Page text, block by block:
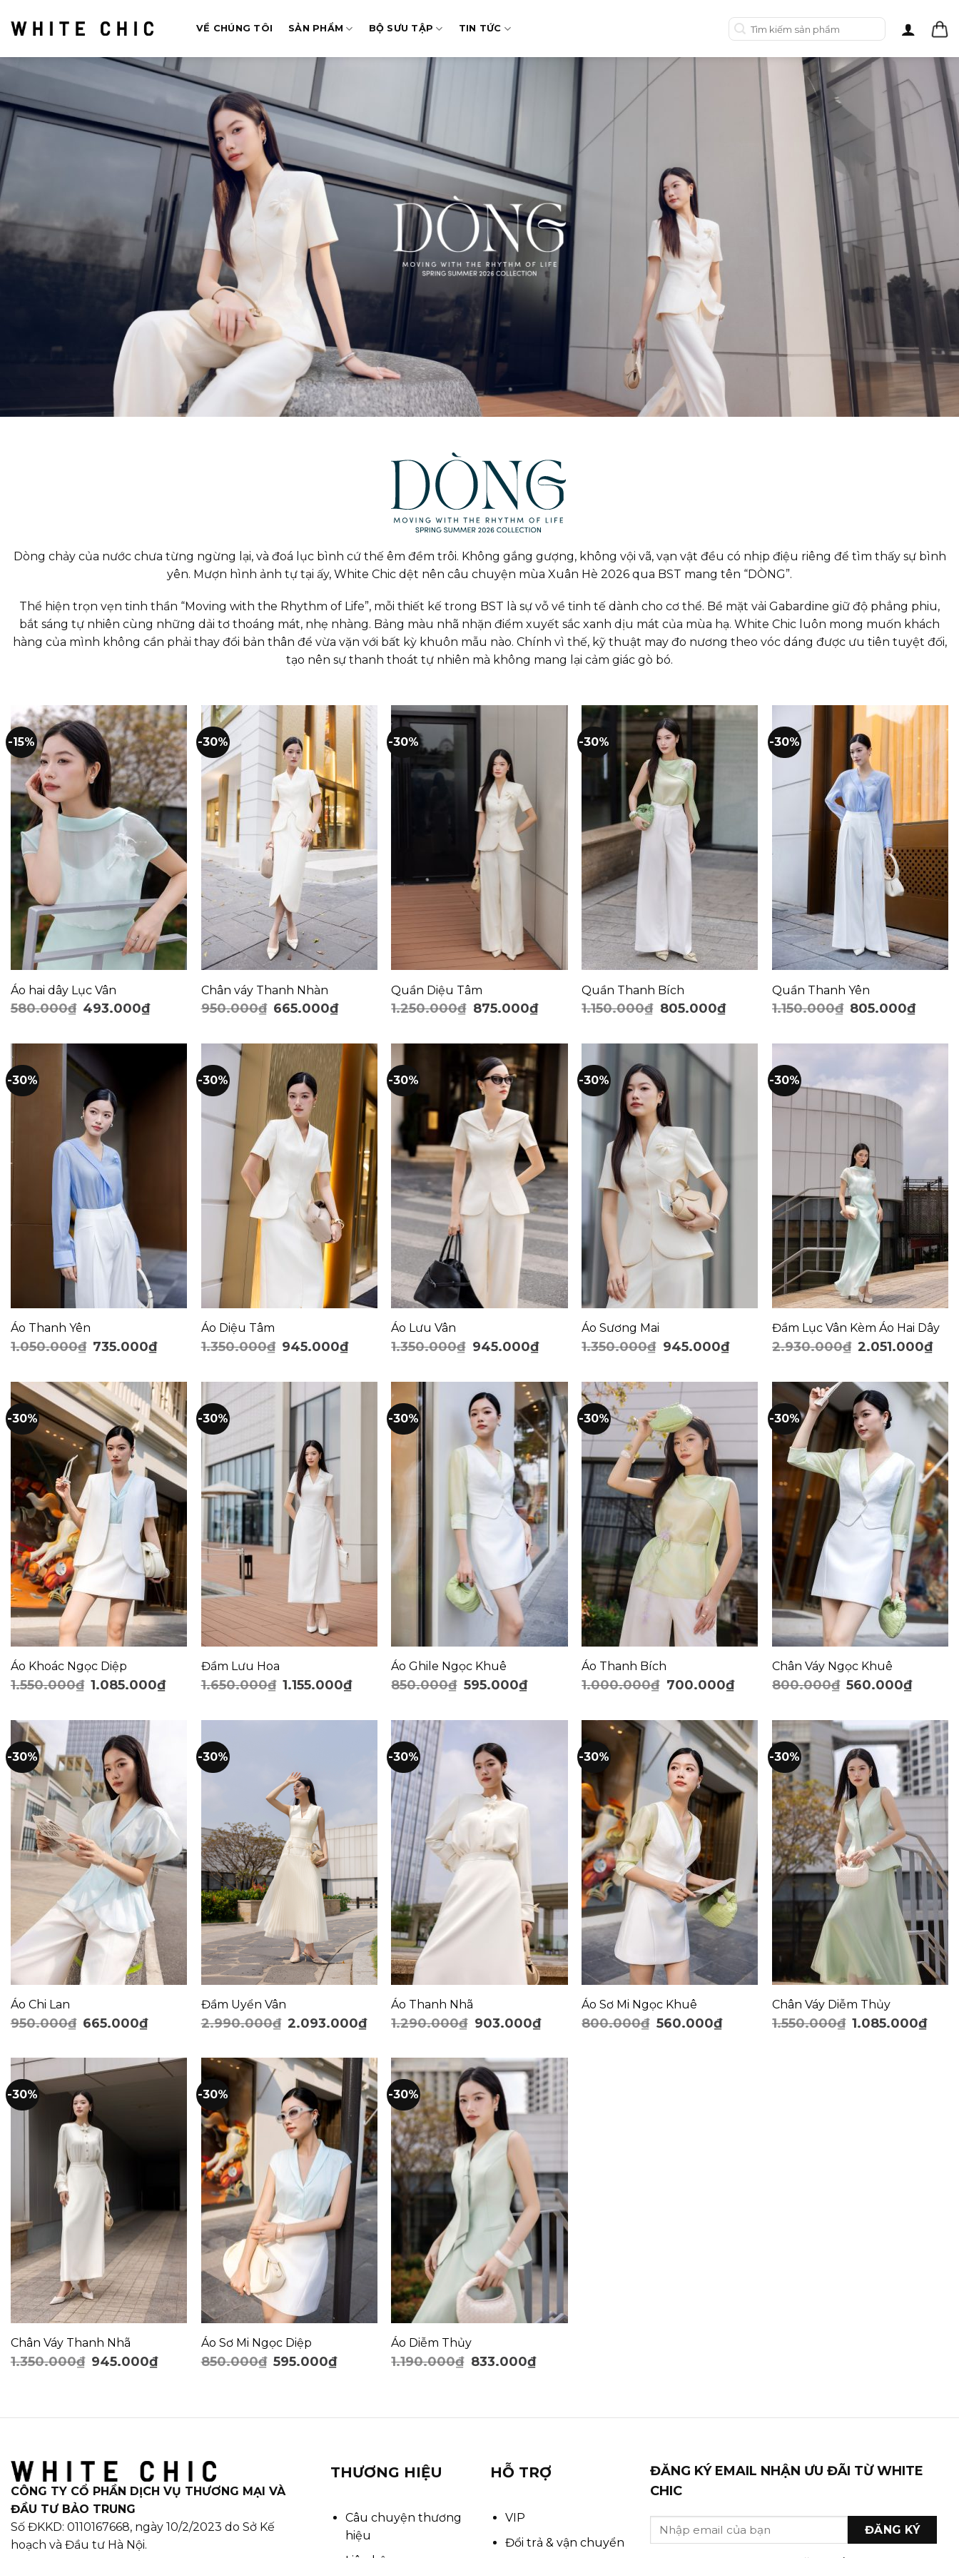
qua
dung
VỀ CHÚNG TÔI SẢN PHẨM BỘ SƯU TẬP TIN TỨC
Tìm
kiếm:
Dòng chảy của nước chưa từng ngừng lại, và đoá lục bình cứ thế êm đềm trôi. Không gắng gượng, không vội vã, vạn vật đều có nhịp điệu riêng để tìm thấy sự bình
yên. Mượn hình ảnh tự tại ấy, White Chic dệt nên câu chuyện mùa Xuân Hè 2026 qua BST mang tên “DÒNG”.
Thể hiện trọn vẹn tinh thần “Moving with the Rhythm of Life”, mỗi thiết kế trong BST là sự vỗ về tinh tế dành cho cơ thể. Bề mặt vải Gabardine giữ độ phẳng phiu,
bắt sáng tự nhiên cùng những dải tơ thoáng mát, nhẹ nhàng. Bảng màu nhã nhặn điểm xuyết sắc xanh dịu mát của mùa hạ. White Chic luôn mong muốn khách
hàng của mình không cần phải thay đổi bản thân để vừa vặn với bất kỳ khuôn mẫu nào. Chính vì thế, kỹ thuật may đo nương theo vóc dáng được ưu tiên tuyệt đối,
tạo nên sự thanh thoát tự nhiên mà không mang lại cảm giác gò bó.
-15%
Áo hai dây Lục Vân
580.000₫ 493.000₫
-30%
Chân váy Thanh Nhàn
950.000₫ 665.000₫
-30%
Quần Diệu Tâm
1.250.000₫ 875.000₫
-30%
Quần Thanh Bích
1.150.000₫ 805.000₫
-30%
Quần Thanh Yên
1.150.000₫ 805.000₫
-30%
Áo Thanh Yên
1.050.000₫ 735.000₫
-30%
Áo Diệu Tâm
1.350.000₫ 945.000₫
-30%
Áo Lưu Vân
1.350.000₫ 945.000₫
-30%
Áo Sương Mai
1.350.000₫ 945.000₫
-30%
Đầm Lục Vân Kèm Áo Hai Dây
2.930.000₫ 2.051.000₫
-30%
Áo Khoác Ngọc Diệp
1.550.000₫ 1.085.000₫
-30%
Đầm Lưu Hoa
1.650.000₫ 1.155.000₫
-30%
Áo Ghile Ngọc Khuê
850.000₫ 595.000₫
-30%
Áo Thanh Bích
1.000.000₫ 700.000₫
-30%
Chân Váy Ngọc Khuê
800.000₫ 560.000₫
-30%
Áo Chi Lan
950.000₫ 665.000₫
-30%
Đầm Uyển Vân
2.990.000₫ 2.093.000₫
-30%
Áo Thanh Nhã
1.290.000₫ 903.000₫
-30%
Áo Sơ Mi Ngọc Khuê
800.000₫ 560.000₫
-30%
Chân Váy Diễm Thủy
1.550.000₫ 1.085.000₫
-30%
Chân Váy Thanh Nhã
1.350.000₫ 945.000₫
-30%
Áo Sơ Mi Ngọc Diệp
850.000₫ 595.000₫
-30%
Áo Diễm Thủy
1.190.000₫ 833.000₫
CÔNG TY CỔ PHẦN DỊCH VỤ THƯƠNG MẠI VÀ
ĐẦU TƯ BẢO TRUNG
Số ĐKKD: 0110167668, ngày 10/2/2023 do Sở Kế
hoạch và Đầu tư Hà Nội.
THƯƠNG HIỆU
Câu chuyện thương
hiệu
HỖ TRỢ
VIP
Đổi trả & vận chuyển
ĐĂNG KÝ EMAIL NHẬN ƯU ĐÃI TỪ WHITE
CHIC